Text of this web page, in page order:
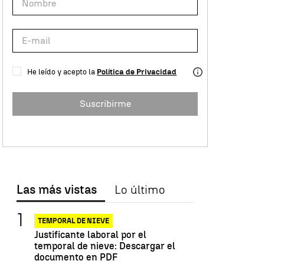
He leído y acepto la Política de Privacidad
Suscribirme
Las más vistas Lo último
TEMPORAL DE NIEVE
Justificante laboral por el
temporal de nieve: Descargar el
documento en PDF